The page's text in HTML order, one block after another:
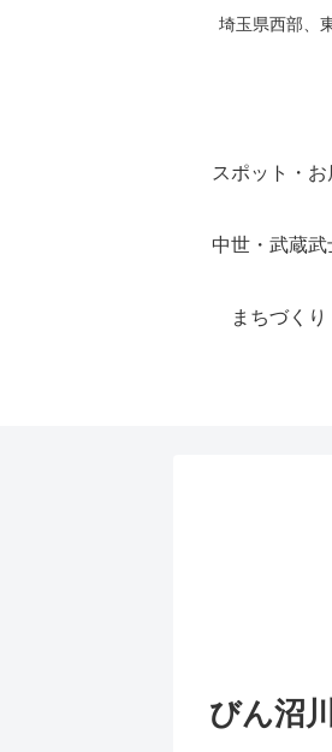
埼玉県西部、
スポット・お
中世・武蔵武
まちづくり
びん沼